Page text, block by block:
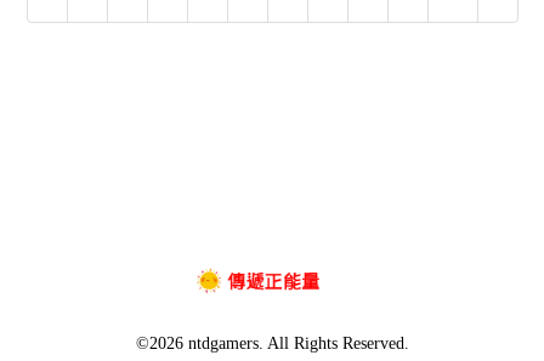
©2026 ntdgamers. All Rights Reserved.